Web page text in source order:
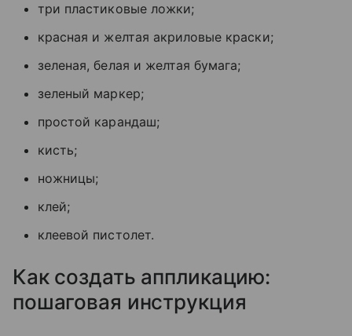
три пластиковые ложки;
красная и желтая акриловые краски;
зеленая, белая и желтая бумага;
зеленый маркер;
простой карандаш;
кисть;
ножницы;
клей;
клеевой пистолет.
Как создать аппликацию:
пошаговая инструкция